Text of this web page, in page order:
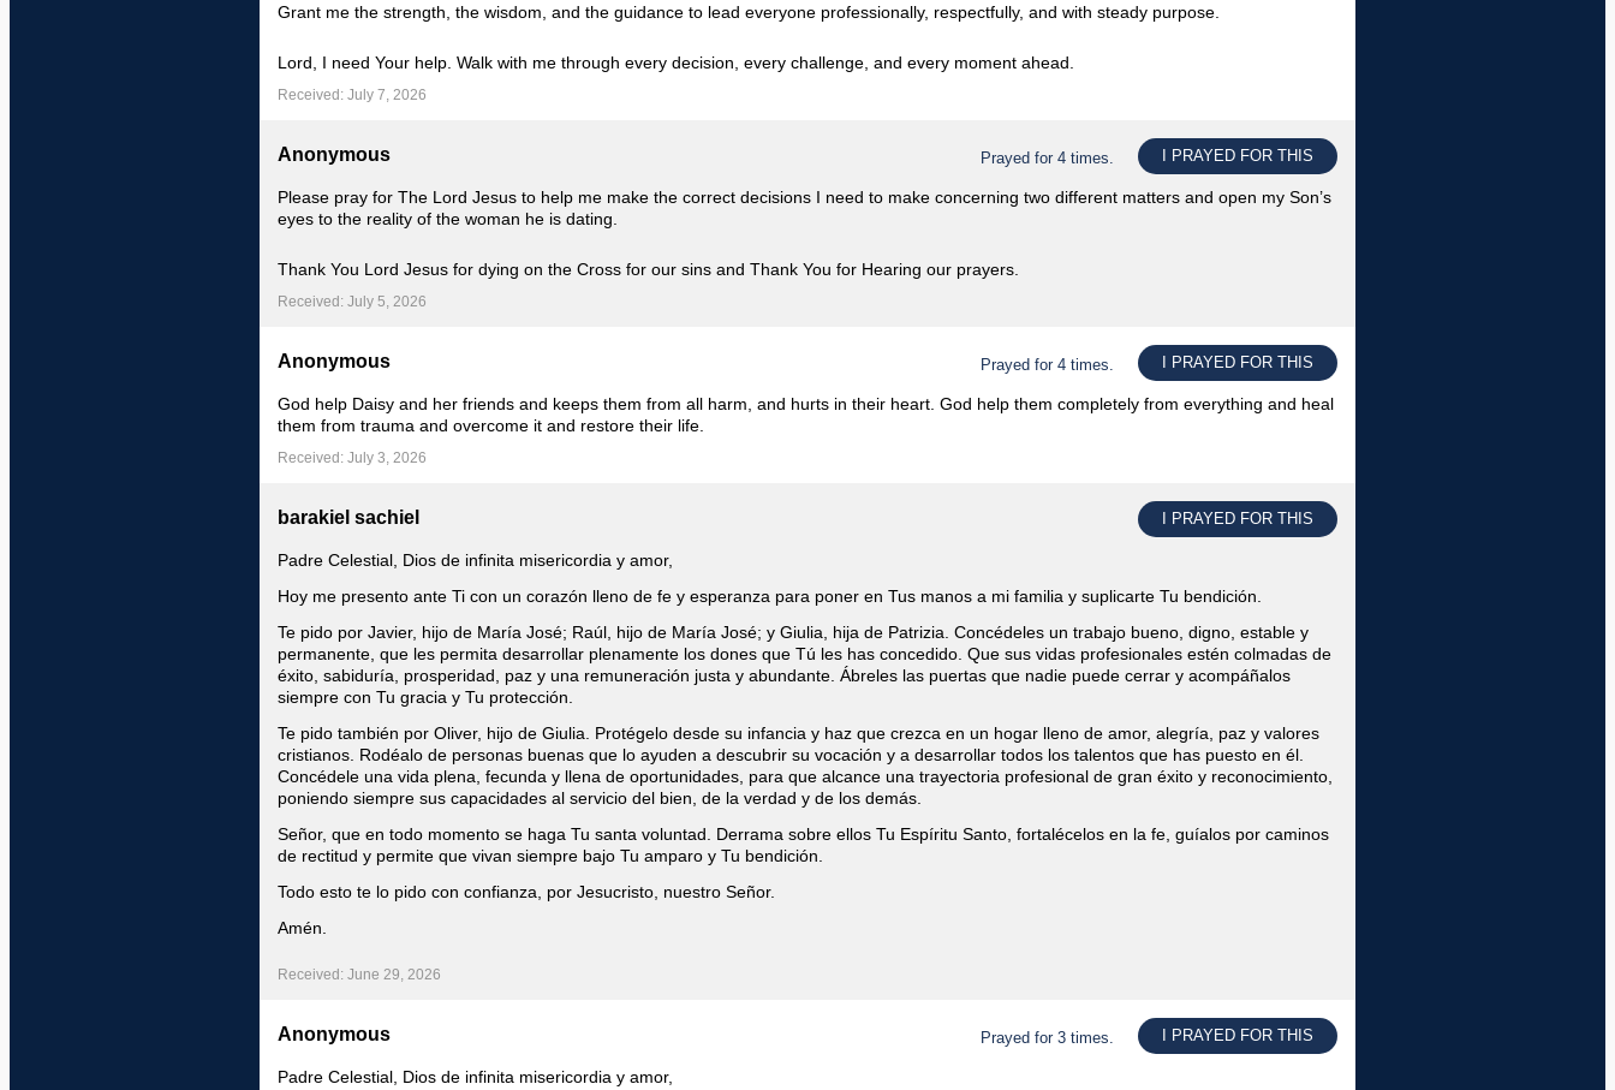
Grant me the strength, the wisdom, and the guidance to lead everyone professionally, respectfully, and with steady purpose.
Lord, I need Your help. Walk with me through every decision, every challenge, and every moment ahead.
Received: July 7, 2026
I PRAYED FOR THIS
Prayed for 4 times.
Anonymous
Please pray for The Lord Jesus to help me make the correct decisions I need to make concerning two different matters and open my Son’s
eyes to the reality of the woman he is dating.
Thank You Lord Jesus for dying on the Cross for our sins and Thank You for Hearing our prayers.
Received: July 5, 2026
I PRAYED FOR THIS
Prayed for 4 times.
Anonymous
God help Daisy and her friends and keeps them from all harm, and hurts in their heart. God help them completely from everything and heal
them from trauma and overcome it and restore their life.
Received: July 3, 2026
I PRAYED FOR THIS
barakiel sachiel
Padre Celestial, Dios de infinita misericordia y amor,
Hoy me presento ante Ti con un corazón lleno de fe y esperanza para poner en Tus manos a mi familia y suplicarte Tu bendición.
Te pido por Javier, hijo de María José; Raúl, hijo de María José; y Giulia, hija de Patrizia. Concédeles un trabajo bueno, digno, estable y
permanente, que les permita desarrollar plenamente los dones que Tú les has concedido. Que sus vidas profesionales estén colmadas de
éxito, sabiduría, prosperidad, paz y una remuneración justa y abundante. Ábreles las puertas que nadie puede cerrar y acompáñalos
siempre con Tu gracia y Tu protección.
Te pido también por Oliver, hijo de Giulia. Protégelo desde su infancia y haz que crezca en un hogar lleno de amor, alegría, paz y valores
cristianos. Rodéalo de personas buenas que lo ayuden a descubrir su vocación y a desarrollar todos los talentos que has puesto en él.
Concédele una vida plena, fecunda y llena de oportunidades, para que alcance una trayectoria profesional de gran éxito y reconocimiento,
poniendo siempre sus capacidades al servicio del bien, de la verdad y de los demás.
Señor, que en todo momento se haga Tu santa voluntad. Derrama sobre ellos Tu Espíritu Santo, fortalécelos en la fe, guíalos por caminos
de rectitud y permite que vivan siempre bajo Tu amparo y Tu bendición.
Todo esto te lo pido con confianza, por Jesucristo, nuestro Señor.
Amén.
Received: June 29, 2026
I PRAYED FOR THIS
Prayed for 3 times.
Anonymous
Padre Celestial, Dios de infinita misericordia y amor,